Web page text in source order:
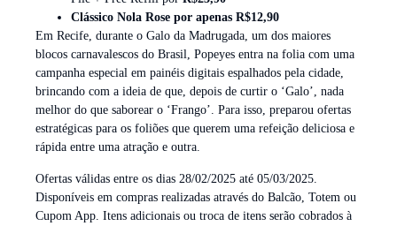
Clássico Nola Rose por apenas R$12,90
Em Recife, durante o Galo da Madrugada, um dos maiores
blocos carnavalescos do Brasil, Popeyes entra na folia com uma
campanha especial em painéis digitais espalhados pela cidade,
brincando com a ideia de que, depois de curtir o ‘Galo’, nada
melhor do que saborear o ‘Frango’. Para isso, preparou ofertas
estratégicas para os foliões que querem uma refeição deliciosa e
rápida entre uma atração e outra.
Ofertas válidas entre os dias 28/02/2025 até 05/03/2025.
Disponíveis em compras realizadas através do Balcão, Totem ou
Cupom App. Itens adicionais ou troca de itens serão cobrados à